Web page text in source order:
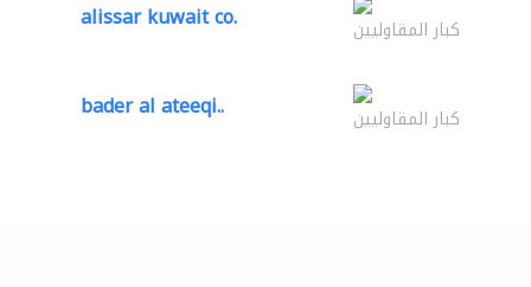
alissar kuwait co. كبار المقاوليين
bader al ateeqi.. كبار المقاوليين